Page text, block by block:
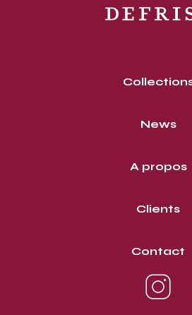
News
A propos
Clients
Contact